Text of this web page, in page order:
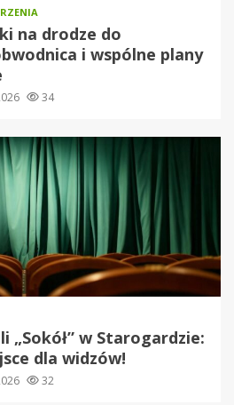
na drodze do
i wspólne plany
34
„Sokół” w Starogardzie:
dla widzów!
32